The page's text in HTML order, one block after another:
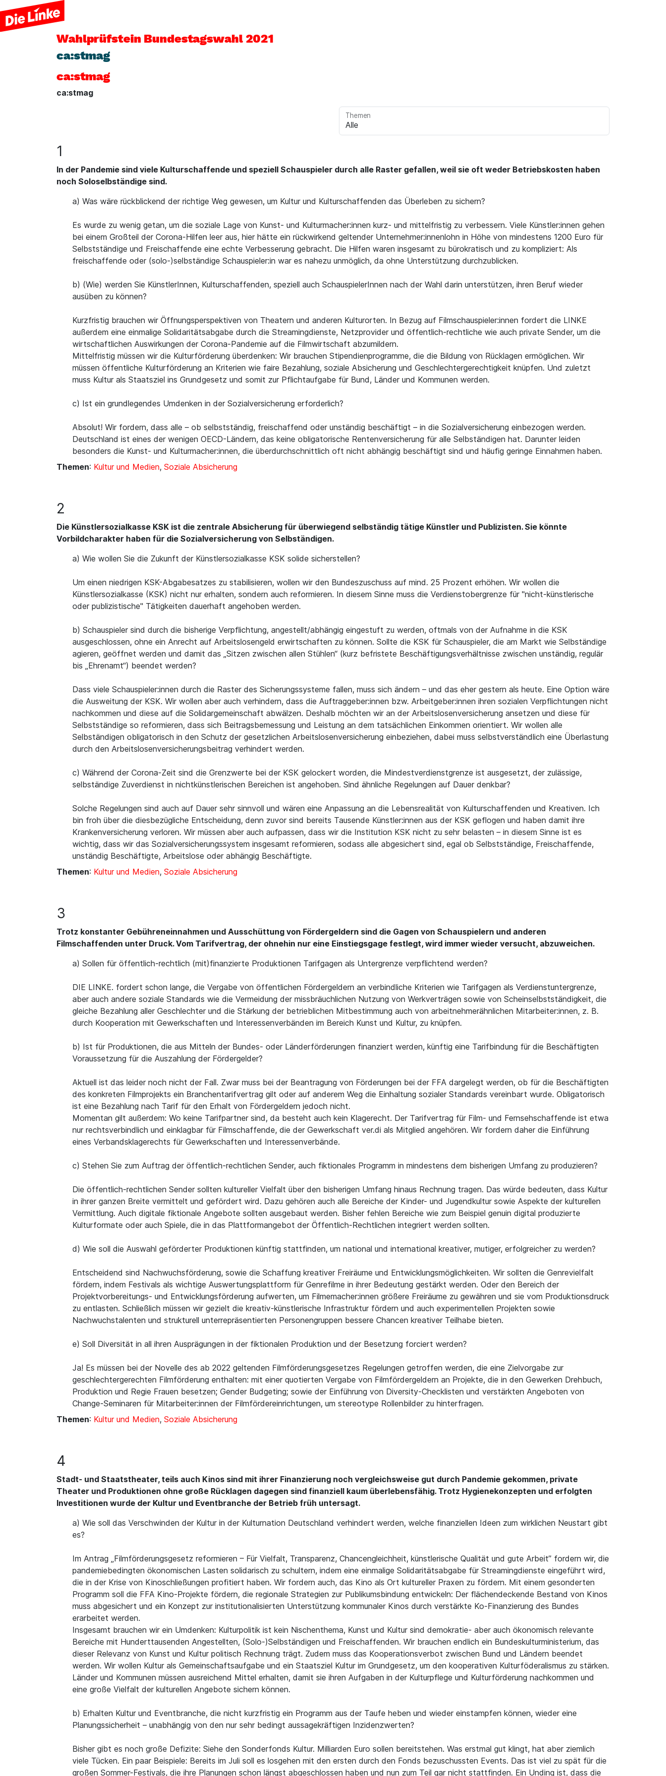
Wahlprüfstein Bundestagswahl 2021
ca:stmag
ca:stmag
ca:stmag
Themen
1
In der Pandemie sind viele Kulturschaffende und speziell Schauspieler durch alle Raster gefallen, weil sie oft weder Betriebskosten haben
noch Soloselbständige sind.
a) Was wäre rückblickend der richtige Weg gewesen, um Kultur und Kulturschaffenden das Überleben zu sichern?
Es wurde zu wenig getan, um die soziale Lage von Kunst- und Kulturmacher:innen kurz- und mittelfristig zu verbessern. Viele Künstler:innen gehen
bei einem Großteil der Corona-Hilfen leer aus, hier hätte ein rückwirkend geltender Unternehmer:innenlohn in Höhe von mindestens 1200 Euro für
Selbstständige und Freischaffende eine echte Verbesserung gebracht. Die Hilfen waren insgesamt zu bürokratisch und zu kompliziert: Als
freischaffende oder (solo-)selbständige Schauspieler:in war es nahezu unmöglich, da ohne Unterstützung durchzublicken.
b) (Wie) werden Sie KünstlerInnen, Kulturschaffenden, speziell auch SchauspielerInnen nach der Wahl darin unterstützen, ihren Beruf wieder
ausüben zu können?
Kurzfristig brauchen wir Öffnungsperspektiven von Theatern und anderen Kulturorten. In Bezug auf Filmschauspieler:innen fordert die LINKE
außerdem eine einmalige Solidaritätsabgabe durch die Streamingdienste, Netzprovider und öffentlich-rechtliche wie auch private Sender, um die
wirtschaftlichen Auswirkungen der Corona-Pandemie auf die Filmwirtschaft abzumildern.
Mittelfristig müssen wir die Kulturförderung überdenken: Wir brauchen Stipendienprogramme, die die Bildung von Rücklagen ermöglichen. Wir
müssen öffentliche Kulturförderung an Kriterien wie faire Bezahlung, soziale Absicherung und Geschlechtergerechtigkeit knüpfen. Und zuletzt
muss Kultur als Staatsziel ins Grundgesetz und somit zur Pflichtaufgabe für Bund, Länder und Kommunen werden.
c) Ist ein grundlegendes Umdenken in der Sozialversicherung erforderlich?
Absolut! Wir fordern, dass alle – ob selbstständig, freischaffend oder unständig beschäftigt – in die Sozialversicherung einbezogen werden.
Deutschland ist eines der wenigen OECD-Ländern, das keine obligatorische Rentenversicherung für alle Selbständigen hat. Darunter leiden
besonders die Kunst- und Kulturmacher:innen, die überdurchschnittlich oft nicht abhängig beschäftigt sind und häufig geringe Einnahmen haben.
Themen: Kultur und Medien, Soziale Absicherung
2
Die Künstlersozialkasse KSK ist die zentrale Absicherung für überwiegend selbständig tätige Künstler und Publizisten. Sie könnte
Vorbildcharakter haben für die Sozialversicherung von Selbständigen.
a) Wie wollen Sie die Zukunft der Künstlersozialkasse KSK solide sicherstellen?
Um einen niedrigen KSK-Abgabesatzes zu stabilisieren, wollen wir den Bundeszuschuss auf mind. 25 Prozent erhöhen. Wir wollen die
Künstlersozialkasse (KSK) nicht nur erhalten, sondern auch reformieren. In diesem Sinne muss die Verdienstobergrenze für "nicht-künstlerische
oder publizistische" Tätigkeiten dauerhaft angehoben werden.
b) Schauspieler sind durch die bisherige Verpflichtung, angestellt/abhängig eingestuft zu werden, oftmals von der Aufnahme in die KSK
ausgeschlossen, ohne ein Anrecht auf Arbeitslosengeld erwirtschaften zu können. Sollte die KSK für Schauspieler, die am Markt wie Selbständige
agieren, geöffnet werden und damit das „Sitzen zwischen allen Stühlen“ (kurz befristete Beschäftigungsverhältnisse zwischen unständig, regulär
bis „Ehrenamt“) beendet werden?
Dass viele Schauspieler:innen durch die Raster des Sicherungssysteme fallen, muss sich ändern – und das eher gestern als heute. Eine Option wäre
die Ausweitung der KSK. Wir wollen aber auch verhindern, dass die Auftraggeber:innen bzw. Arbeitgeber:innen ihren sozialen Verpflichtungen nicht
nachkommen und diese auf die Solidargemeinschaft abwälzen. Deshalb möchten wir an der Arbeitslosenversicherung ansetzen und diese für
Selbstständige so reformieren, dass sich Beitragsbemessung und Leistung an dem tatsächlichen Einkommen orientiert. Wir wollen alle
Selbständigen obligatorisch in den Schutz der gesetzlichen Arbeitslosenversicherung einbeziehen, dabei muss selbstverständlich eine Überlastung
durch den Arbeitslosenversicherungsbeitrag verhindert werden.
c) Während der Corona-Zeit sind die Grenzwerte bei der KSK gelockert worden, die Mindestverdienstgrenze ist ausgesetzt, der zulässige,
selbständige Zuverdienst in nichtkünstlerischen Bereichen ist angehoben. Sind ähnliche Regelungen auf Dauer denkbar?
Solche Regelungen sind auch auf Dauer sehr sinnvoll und wären eine Anpassung an die Lebensrealität von Kulturschaffenden und Kreativen. Ich
bin froh über die diesbezügliche Entscheidung, denn zuvor sind bereits Tausende Künstler:innen aus der KSK geflogen und haben damit ihre
Krankenversicherung verloren. Wir müssen aber auch aufpassen, dass wir die Institution KSK nicht zu sehr belasten – in diesem Sinne ist es
wichtig, dass wir das Sozialversicherungssystem insgesamt reformieren, sodass alle abgesichert sind, egal ob Selbstständige, Freischaffende,
unständig Beschäftigte, Arbeitslose oder abhängig Beschäftigte.
Themen: Kultur und Medien, Soziale Absicherung
3
Trotz konstanter Gebühreneinnahmen und Ausschüttung von Fördergeldern sind die Gagen von Schauspielern und anderen
Filmschaffenden unter Druck. Vom Tarifvertrag, der ohnehin nur eine Einstiegsgage festlegt, wird immer wieder versucht, abzuweichen.
a) Sollen für öffentlich-rechtlich (mit)finanzierte Produktionen Tarifgagen als Untergrenze verpflichtend werden?
DIE LINKE. fordert schon lange, die Vergabe von öffentlichen Fördergeldern an verbindliche Kriterien wie Tarifgagen als Verdienstuntergrenze,
aber auch andere soziale Standards wie die Vermeidung der missbräuchlichen Nutzung von Werkverträgen sowie von Scheinselbstständigkeit, die
gleiche Bezahlung aller Geschlechter und die Stärkung der betrieblichen Mitbestimmung auch von arbeitnehmerähnlichen Mitarbeiter:innen, z. B.
durch Kooperation mit Gewerkschaften und Interessenverbänden im Bereich Kunst und Kultur, zu knüpfen.
b) Ist für Produktionen, die aus Mitteln der Bundes- oder Länderförderungen finanziert werden, künftig eine Tarifbindung für die Beschäftigten
Voraussetzung für die Auszahlung der Fördergelder?
Aktuell ist das leider noch nicht der Fall. Zwar muss bei der Beantragung von Förderungen bei der FFA dargelegt werden, ob für die Beschäftigten
des konkreten Filmprojekts ein Branchentarifvertrag gilt oder auf anderem Weg die Einhaltung sozialer Standards vereinbart wurde. Obligatorisch
ist eine Bezahlung nach Tarif für den Erhalt von Fördergeldern jedoch nicht.
Momentan gilt außerdem: Wo keine Tarifpartner sind, da besteht auch kein Klagerecht. Der Tarifvertrag für Film- und Fernsehschaffende ist etwa
nur rechtsverbindlich und einklagbar für Filmschaffende, die der Gewerkschaft ver.di als Mitglied angehören. Wir fordern daher die Einführung
eines Verbandsklagerechts für Gewerkschaften und Interessenverbände.
c) Stehen Sie zum Auftrag der öffentlich-rechtlichen Sender, auch fiktionales Programm in mindestens dem bisherigen Umfang zu produzieren?
Die öffentlich-rechtlichen Sender sollten kultureller Vielfalt über den bisherigen Umfang hinaus Rechnung tragen. Das würde bedeuten, dass Kultur
in ihrer ganzen Breite vermittelt und gefördert wird. Dazu gehören auch alle Bereiche der Kinder- und Jugendkultur sowie Aspekte der kulturellen
Vermittlung. Auch digitale fiktionale Angebote sollten ausgebaut werden. Bisher fehlen Bereiche wie zum Beispiel genuin digital produzierte
Kulturformate oder auch Spiele, die in das Plattformangebot der Öffentlich-Rechtlichen integriert werden sollten.
d) Wie soll die Auswahl geförderter Produktionen künftig stattfinden, um national und international kreativer, mutiger, erfolgreicher zu werden?
Entscheidend sind Nachwuchsförderung, sowie die Schaffung kreativer Freiräume und Entwicklungsmöglichkeiten. Wir sollten die Genrevielfalt
fördern, indem Festivals als wichtige Auswertungsplattform für Genrefilme in ihrer Bedeutung gestärkt werden. Oder den Bereich der
Projektvorbereitungs- und Entwicklungsförderung aufwerten, um Filmemacher:innen größere Freiräume zu gewähren und sie vom Produktionsdruck
zu entlasten. Schließlich müssen wir gezielt die kreativ-künstlerische Infrastruktur fördern und auch experimentellen Projekten sowie
Nachwuchstalenten und strukturell unterrepräsentierten Personengruppen bessere Chancen kreativer Teilhabe bieten.
e) Soll Diversität in all ihren Ausprägungen in der fiktionalen Produktion und der Besetzung forciert werden?
Ja! Es müssen bei der Novelle des ab 2022 geltenden Filmförderungsgesetzes Regelungen getroffen werden, die eine Zielvorgabe zur
geschlechtergerechten Filmförderung enthalten: mit einer quotierten Vergabe von Filmfördergeldern an Projekte, die in den Gewerken Drehbuch,
Produktion und Regie Frauen besetzen; Gender Budgeting; sowie der Einführung von Diversity-Checklisten und verstärkten Angeboten von
Change-Seminaren für Mitarbeiter:innen der Filmfördereinrichtungen, um stereotype Rollenbilder zu hinterfragen.
Themen: Kultur und Medien, Soziale Absicherung
4
Stadt- und Staatstheater, teils auch Kinos sind mit ihrer Finanzierung noch vergleichsweise gut durch Pandemie gekommen, private
Theater und Produktionen ohne große Rücklagen dagegen sind finanziell kaum überlebensfähig. Trotz Hygienekonzepten und erfolgten
Investitionen wurde der Kultur und Eventbranche der Betrieb früh untersagt.
a) Wie soll das Verschwinden der Kultur in der Kulturnation Deutschland verhindert werden, welche finanziellen Ideen zum wirklichen Neustart gibt
es?
Im Antrag „Filmförderungsgesetz reformieren – Für Vielfalt, Transparenz, Chancengleichheit, künstlerische Qualität und gute Arbeit” fordern wir, die
pandemiebedingten ökonomischen Lasten solidarisch zu schultern, indem eine einmalige Solidaritätsabgabe für Streamingdienste eingeführt wird,
die in der Krise von Kinoschließungen profitiert haben. Wir fordern auch, das Kino als Ort kultureller Praxen zu fördern. Mit einem gesonderten
Programm soll die FFA Kino-Projekte fördern, die regionale Strategien zur Publikumsbindung entwickeln: Der flächendeckende Bestand von Kinos
muss abgesichert und ein Konzept zur institutionalisierten Unterstützung kommunaler Kinos durch verstärkte Ko-Finanzierung des Bundes
erarbeitet werden.
Insgesamt brauchen wir ein Umdenken: Kulturpolitik ist kein Nischenthema, Kunst und Kultur sind demokratie- aber auch ökonomisch relevante
Bereiche mit Hunderttausenden Angestellten, (Solo-)Selbständigen und Freischaffenden. Wir brauchen endlich ein Bundeskulturministerium, das
dieser Relevanz von Kunst und Kultur politisch Rechnung trägt. Zudem muss das Kooperationsverbot zwischen Bund und Ländern beendet
werden. Wir wollen Kultur als Gemeinschaftsaufgabe und ein Staatsziel Kultur im Grundgesetz, um den kooperativen Kulturföderalismus zu stärken.
Länder und Kommunen müssen ausreichend Mittel erhalten, damit sie ihren Aufgaben in der Kulturpflege und Kulturförderung nachkommen und
eine große Vielfalt der kulturellen Angebote sichern können.
b) Erhalten Kultur und Eventbranche, die nicht kurzfristig ein Programm aus der Taufe heben und wieder einstampfen können, wieder eine
Planungssicherheit – unabhängig von den nur sehr bedingt aussagekräftigen Inzidenzwerten?
Bisher gibt es noch große Defizite: Siehe den Sonderfonds Kultur. Milliarden Euro sollen bereitstehen. Was erstmal gut klingt, hat aber ziemlich
viele Tücken. Ein paar Beispiele: Bereits im Juli soll es losgehen mit den ersten durch den Fonds bezuschussten Events. Das ist viel zu spät für die
großen Sommer-Festivals, die ihre Planungen schon längst abgeschlossen haben und nun zum Teil gar nicht stattfinden. Ein Unding ist, dass die